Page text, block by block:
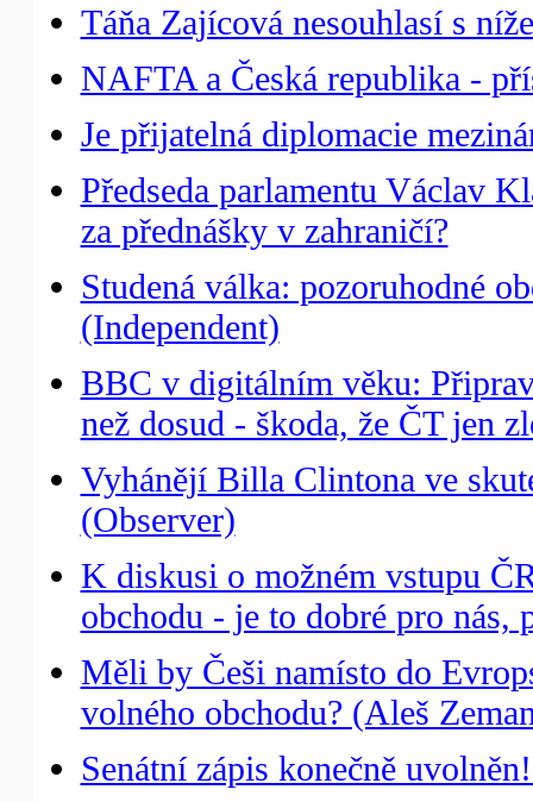
Táňa Zajícová nesouhlasí s
NAFTA a Česká republika -
Je přijatelná diplomacie
Předseda parlamentu Václav
za přednášky v zahraničí?
Studená válka: pozoruhodné
(Independent)
BBC v digitálním věku:
než dosud - škoda, že ČT jen
Vyhánějí Billa Clintona ve
(Observer)
K diskusi o možném vstupu
obchodu - je to dobré pro nás,
Měli by Češi namísto do
volného obchodu? (Aleš
Senátní zápis konečně